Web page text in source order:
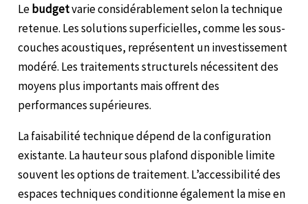
Lebudgetvarie considérablement selon la technique
retenue. Les solutions superficielles, comme les sous-
couches acoustiques, représentent un investissement
modéré. Les traitements structurels nécessitent des
moyens plus importants mais offrent des
performances supérieures.
La faisabilité technique dépend de la configuration
existante. La hauteur sous plafond disponible limite
souvent les options de traitement. L’accessibilité des
espaces techniques conditionne également la mise en